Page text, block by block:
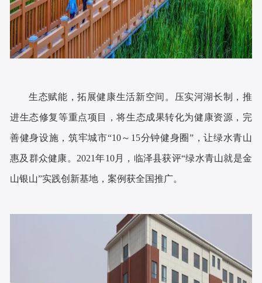
生态赋能，拓展健康生活新空间。压实河湖长制，推
进生态修复等重点项目，将生态成果转化为健康资源，完
善健身设施，筑牢城市“10～15分钟健身圈”，让绿水青山
惠及群众健康。2021年10月，临泽县获评“绿水青山就是金
山银山”实践创新基地，案例获全国推广。